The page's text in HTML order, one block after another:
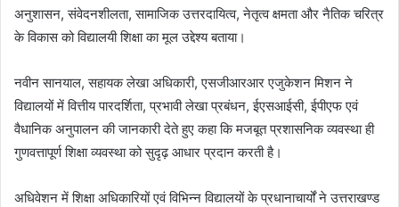
अनुशासन, संवेदनशीलता, सामाजिक उत्तरदायित्व, नेतृत्व क्षमता और नैतिक चरित्र
के विकास को विद्यालयी शिक्षा का मूल उद्देश्य बताया।
नवीन सानयाल, सहायक लेखा अधिकारी, एसजीआरआर एजुकेशन मिशन ने
विद्यालयों में वित्तीय पारदर्शिता, प्रभावी लेखा प्रबंधन, ईएसआईसी, ईपीएफ एवं
वैधानिक अनुपालन की जानकारी देते हुए कहा कि मजबूत प्रशासनिक व्यवस्था ही
गुणवत्तापूर्ण शिक्षा व्यवस्था को सुदृढ़ आधार प्रदान करती है।
अधिवेशन में शिक्षा अधिकारियों एवं विभिन्न विद्यालयों के प्रधानाचार्यों ने उत्तराखण्ड